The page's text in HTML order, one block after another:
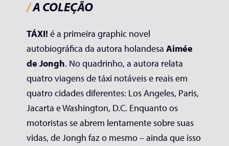
/A COLEÇÃO
TÁXI! é a primeira graphic novel
autobiográfica da autora holandesaAimée
de Jongh. No quadrinho, a autora relata
quatro viagens de táxi notáveis e reais em
quatro cidades diferentes: Los Angeles, Paris,
Jacarta e Washington, D.C. Enquanto os
motoristas se abrem lentamente sobre suas
vidas, de Jongh faz o mesmo – ainda que isso